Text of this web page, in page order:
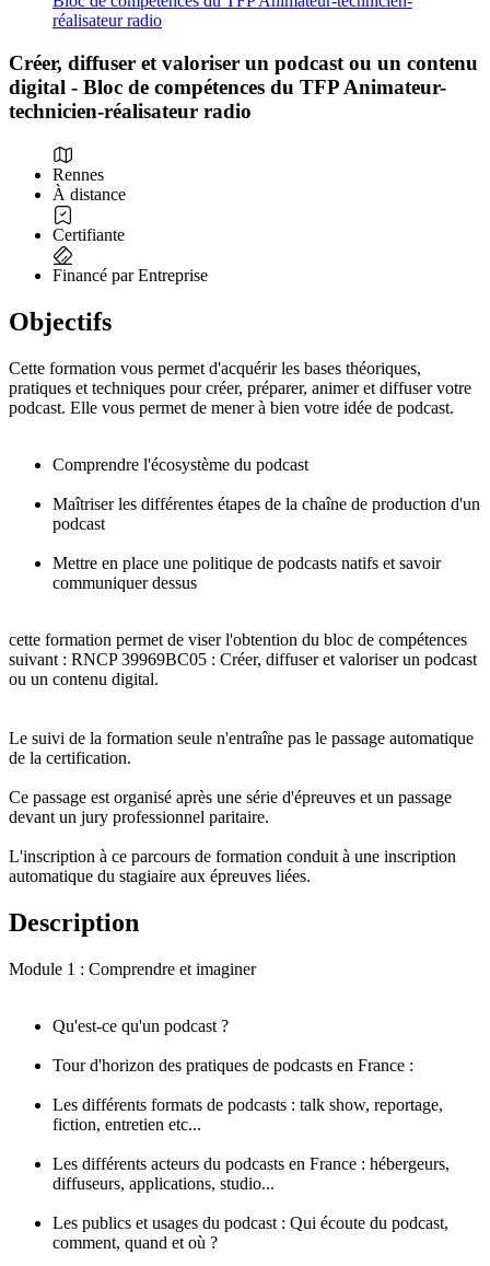
réalisateur radio
Créer, diffuser et valoriser un podcast ou un contenu
digital - Bloc de compétences du TFP Animateur-
technicien-réalisateur radio
Rennes
À distance
Certifiante
Financé par Entreprise
Objectifs
Cette formation vous permet d'acquérir les bases théoriques,
pratiques et techniques pour créer, préparer, animer et diffuser votre
podcast. Elle vous permet de mener à bien votre idée de podcast.
Comprendre l'écosystème du podcast
Maîtriser les différentes étapes de la chaîne de production d'un
podcast
Mettre en place une politique de podcasts natifs et savoir
communiquer dessus
cette formation permet de viser l'obtention du bloc de compétences
suivant : RNCP 39969BC05 : Créer, diffuser et valoriser un podcast
ou un contenu digital.
Le suivi de la formation seule n'entraîne pas le passage automatique
de la certification.
Ce passage est organisé après une série d'épreuves et un passage
devant un jury professionnel paritaire.
L'inscription à ce parcours de formation conduit à une inscription
automatique du stagiaire aux épreuves liées.
Description
Module 1 : Comprendre et imaginer
Qu'est-ce qu'un podcast ?
Tour d'horizon des pratiques de podcasts en France :
Les différents formats de podcasts : talk show, reportage,
fiction, entretien etc...
Les différents acteurs du podcasts en France : hébergeurs,
diffuseurs, applications, studio...
Les publics et usages du podcast : Qui écoute du podcast,
comment, quand et où ?